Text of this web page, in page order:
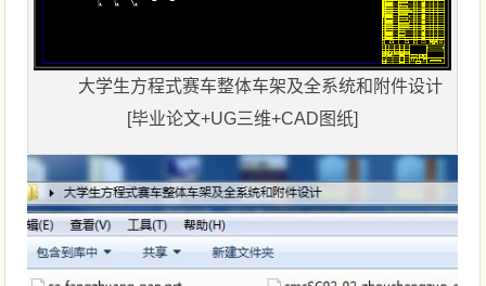
大学生方程式赛车整体车架及全系统和附件设计
[毕业论文+UG三维+CAD图纸]